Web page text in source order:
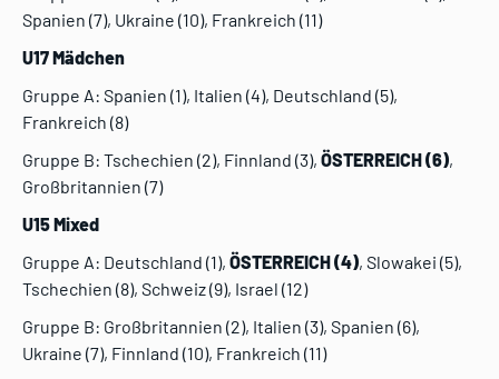
Spanien (7), Ukraine (10), Frankreich (11)
U17 Mädchen
Gruppe A: Spanien (1), Italien (4), Deutschland (5),
Frankreich (8)
Gruppe B: Tschechien (2), Finnland (3), ÖSTERREICH (6),
Großbritannien (7)
U15 Mixed
Gruppe A: Deutschland (1), ÖSTERREICH (4), Slowakei (5),
Tschechien (8), Schweiz (9), Israel (12)
Gruppe B: Großbritannien (2), Italien (3), Spanien (6),
Ukraine (7), Finnland (10), Frankreich (11)